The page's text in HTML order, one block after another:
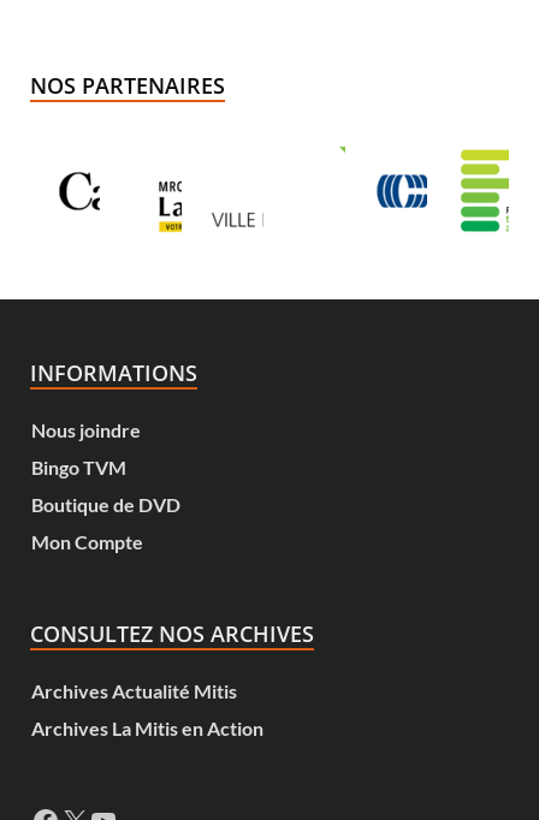
NOS PARTENAIRES
INFORMATIONS
Nous joindre
Bingo TVM
Boutique de DVD
Mon Compte
CONSULTEZ NOS ARCHIVES
Archives Actualité Mitis
Archives La Mitis en Action